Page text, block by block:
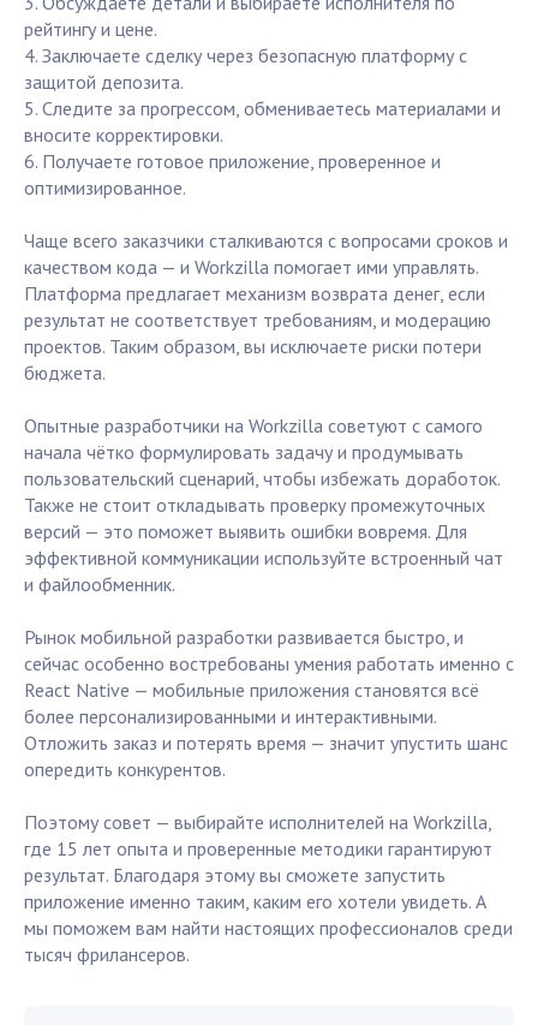
рейтингу и цене.
4. Заключаете сделку через безопасную платформу с
защитой депозита.
5. Следите за прогрессом, обмениваетесь материалами и
вносите корректировки.
6. Получаете готовое приложение, проверенное и
оптимизированное.
Чаще всего заказчики сталкиваются с вопросами сроков и
качеством кода — и Workzilla помогает ими управлять.
Платформа предлагает механизм возврата денег, если
результат не соответствует требованиям, и модерацию
проектов. Таким образом, вы исключаете риски потери
бюджета.
Опытные разработчики на Workzilla советуют с самого
начала чётко формулировать задачу и продумывать
пользовательский сценарий, чтобы избежать доработок.
Также не стоит откладывать проверку промежуточных
версий — это поможет выявить ошибки вовремя. Для
эффективной коммуникации используйте встроенный чат
и файлообменник.
Рынок мобильной разработки развивается быстро, и
сейчас особенно востребованы умения работать именно с
React Native — мобильные приложения становятся всё
более персонализированными и интерактивными.
Отложить заказ и потерять время — значит упустить шанс
опередить конкурентов.
Поэтому совет — выбирайте исполнителей на Workzilla,
где 15 лет опыта и проверенные методики гарантируют
результат. Благодаря этому вы сможете запустить
приложение именно таким, каким его хотели увидеть. А
мы поможем вам найти настоящих профессионалов среди
тысяч фрилансеров.